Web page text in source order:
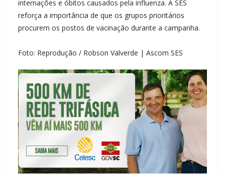
internações e óbitos causados pela influenza. A SES
reforça a importância de que os grupos prioritários
procurem os postos de vacinação durante a campanha.
Foto: Reprodução / Robson Valverde | Ascom SES